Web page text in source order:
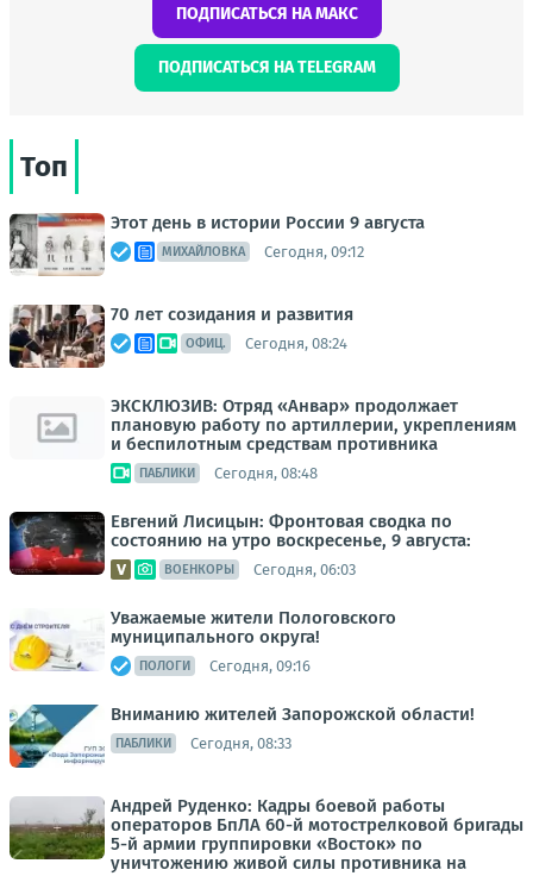
ПОДПИСАТЬСЯ НА МАКС
ПОДПИСАТЬСЯ НА TELEGRAM
Топ
Этот день в истории России 9 августа
МИХАЙЛОВКА Сегодня, 09:12
70 лет созидания и развития
ОФИЦ. Сегодня, 08:24
ЭКСКЛЮЗИВ: Отряд «Анвар» продолжает
плановую работу по артиллерии, укреплениям
и беспилотным средствам противника
ПАБЛИКИ Сегодня, 08:48
Евгений Лисицын: Фронтовая сводка по
состоянию на утро воскресенье, 9 августа:
ВОЕНКОРЫ Сегодня, 06:03
Уважаемые жители Пологовского
муниципального округа!
ПОЛОГИ Сегодня, 09:16
Вниманию жителей Запорожской области!
ПАБЛИКИ Сегодня, 08:33
Андрей Руденко: Кадры боевой работы
операторов БпЛА 60-й мотострелковой бригады
5-й армии группировки «Восток» по
уничтожению живой силы противника на